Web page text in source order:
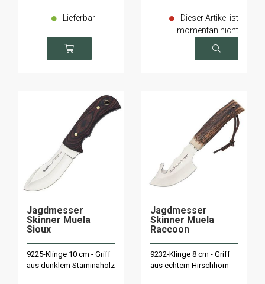
Lieferbar
Dieser Artikel ist
momentan nicht
verfügbar
Jagdmesser
Skinner Muela
Sioux
9225-Klinge 10 cm - Griff
aus dunklem Staminaholz
Jagdmesser
Skinner Muela
Raccoon
9232-Klinge 8 cm - Griff
aus echtem Hirschhorn